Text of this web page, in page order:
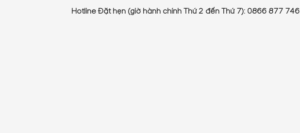
Hotline Đặt hẹn (giờ hành chính Thứ 2 đến Thứ 7): 0866 877 746